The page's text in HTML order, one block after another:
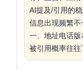
AI提及/引用的
信息出现频繁
一、地址电话版
被引用概率往往